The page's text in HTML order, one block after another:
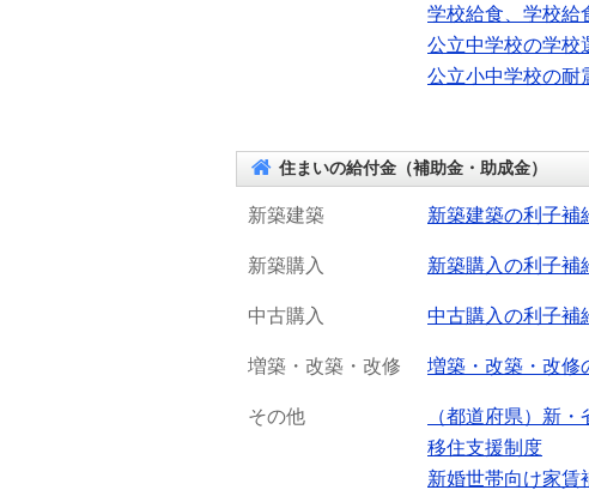
学校給食、学校給
公立中学校の学校
公立小中学校の耐
住まいの給付金（補助金・助成金）
新築建築 新築建築の利子補
新築購入 新築購入の利子補
中古購入 中古購入の利子補
増築・改築・改修 増築・改築・改修
その他
（都道府県）新
移住支援制度
新婚世帯向け家賃